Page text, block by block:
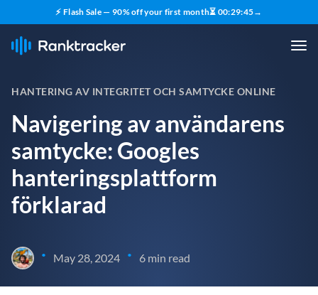
⚡ Flash Sale — 90% off your first month⏳ 00:29:44→
HANTERING AV INTEGRITET OCH SAMTYCKE ONLINE
Navigering av användarens
samtycke: Googles
hanteringsplattform
förklarad
• May 28, 2024 • 6 min read